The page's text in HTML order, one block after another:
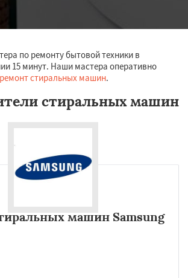
по ремонту бытовой техники в
15 минут. Наши мастера оперативно
стиральных машин.
стиральных машин
машин Samsung